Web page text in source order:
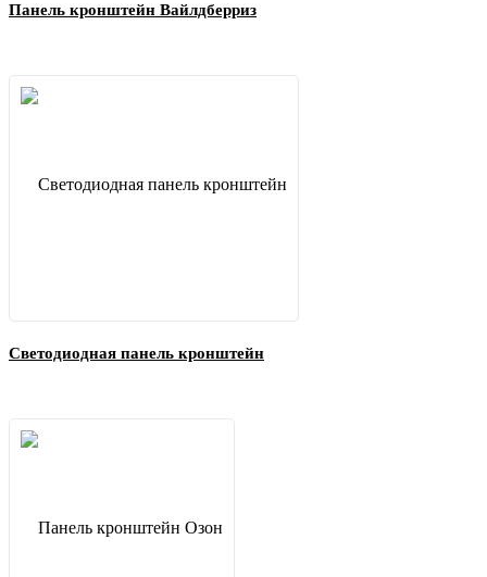
Панель кронштейн Вайлдберриз
Светодиодная панель кронштейн